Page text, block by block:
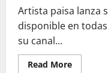
Artista paisa lanza
disponible en
su canal...
Read MoreRead